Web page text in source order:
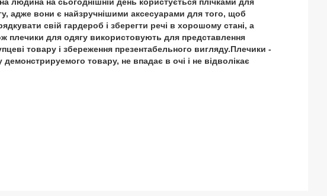
адже вони є найзручнішими аксесуарами для того, щоб
свій гардероб і зберегти речі в хорошому стані, а
плечики для одягу використовують для представлення
товару і збереження презентабельного вигляду.Плечики -
товару, не впадає в очі і не відволікає